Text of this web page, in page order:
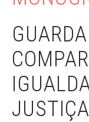
GUARDA